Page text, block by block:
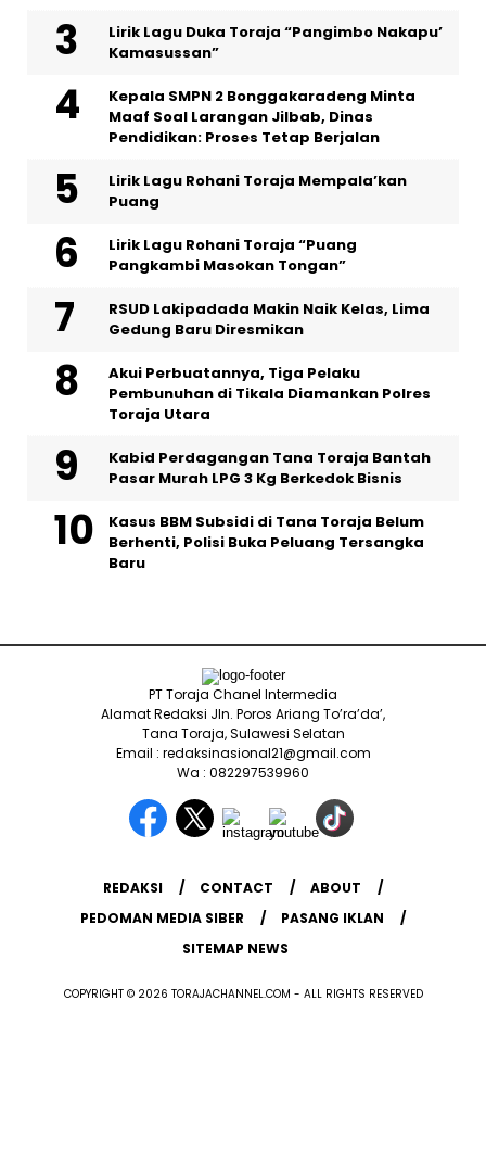
Lirik Lagu Duka Toraja “Pangimbo Nakapu’
Kamasussan”
Kepala SMPN 2 Bonggakaradeng Minta
Maaf Soal Larangan Jilbab, Dinas
Pendidikan: Proses Tetap Berjalan
Lirik Lagu Rohani Toraja Mempala’kan
Puang
Lirik Lagu Rohani Toraja “Puang
Pangkambi Masokan Tongan”
RSUD Lakipadada Makin Naik Kelas, Lima
Gedung Baru Diresmikan
Akui Perbuatannya, Tiga Pelaku
Pembunuhan di Tikala Diamankan Polres
Toraja Utara
Kabid Perdagangan Tana Toraja Bantah
Pasar Murah LPG 3 Kg Berkedok Bisnis
Kasus BBM Subsidi di Tana Toraja Belum
Berhenti, Polisi Buka Peluang Tersangka
Baru
PT Toraja Chanel Intermedia
Alamat Redaksi Jln. Poros Ariang To’ra’da’,
Tana Toraja, Sulawesi Selatan
Email : redaksinasional21@gmail.com
Wa : 082297539960
REDAKSI CONTACT
ABOUT
PEDOMAN MEDIA SIBER
PASANG IKLAN
SITEMAP NEWS
COPYRIGHT © 2026 TORAJACHANNEL.COM - ALL RIGHTS RESERVED